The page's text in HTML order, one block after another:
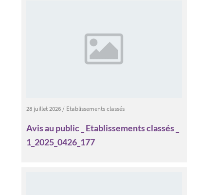
28 juillet 2026/ Etablissements classés
Avis au public _ Etablissements classés _
1_2025_0426_177